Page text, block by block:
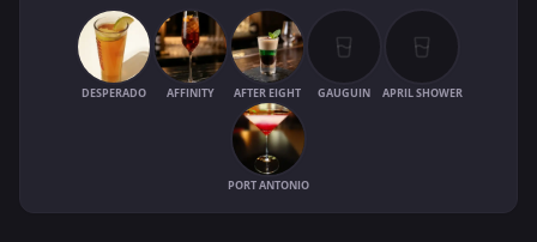
DESPERADO AFFINITY AFTER EIGHT GAUGUIN APRIL SHOWER
PORT ANTONIO